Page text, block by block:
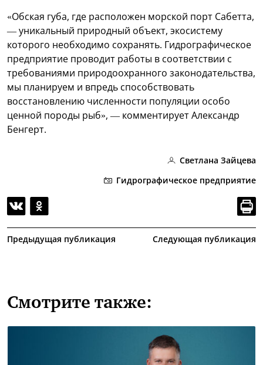
«Обская губа, где расположен морской порт Сабетта,
— уникальный природный объект, экосистему
которого необходимо сохранять. Гидрографическое
предприятие проводит работы в соответствии с
требованиями природоохранного законодательства,
мы планируем и впредь способствовать
восстановлению численности популяции особо
ценной породы рыб», — комментирует Александр
Бенгерт.
Светлана Зайцева
Гидрографическое предприятие
Предыдущая публикация Следующая публикация
Смотрите также: